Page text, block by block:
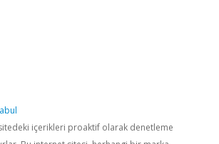
sitedeki içerikleri proaktif olarak denetleme